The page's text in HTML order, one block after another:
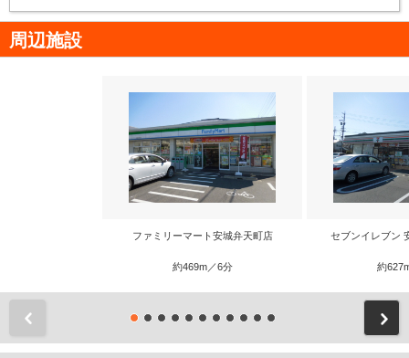
周辺施設
ファミリーマート安城弁天町店
約469m／6分
セブンイレブン
約